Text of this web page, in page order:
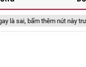
nút này trước khi tắt, tiết